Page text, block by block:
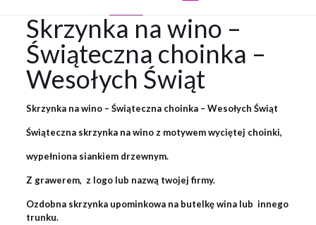
Skrzynka na wino –
Świąteczna choinka –
Wesołych Świąt
Skrzynka na wino – Świąteczna choinka– Wesołych Świąt
Świąteczna skrzynka na wino z motywem wyciętej choinki,
wypełniona siankiem drzewnym.
Z grawerem, z logo lub nazwą twojej firmy.
Ozdobna skrzynka upominkowa na butelkę wina lub innego
trunku.